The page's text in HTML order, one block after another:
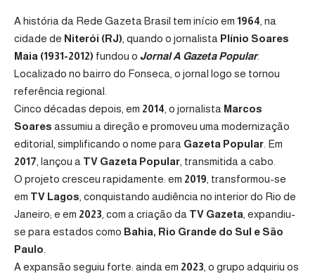
A história da Rede Gazeta Brasil tem início em 1964 , na
cidade de Niterói (RJ) , quando o jornalista Plínio Soares
Maia (1931-2012) fundou o Jornal A Gazeta Popular.
Localizado no bairro do Fonseca, o jornal logo se tornou
referência regional.
Cinco décadas depois, em 2014 , o jornalista Marcos
Soares assumiu a direção e promoveu uma modernização
editorial, simplificando o nome para Gazeta Popular . Em
2017 , lançou a TV Gazeta Popular , transmitida a cabo.
O projeto cresceu rapidamente: em 2019 , transformou-se
em TV Lagos , conquistando audiência no interior do Rio de
Janeiro; e em 2023 , com a criação da TV Gazeta , expandiu-
se para estados como Bahia, Rio Grande do Sul e São
Paulo
A expansão seguiu forte: ainda em 2023 , o grupo adquiriu os